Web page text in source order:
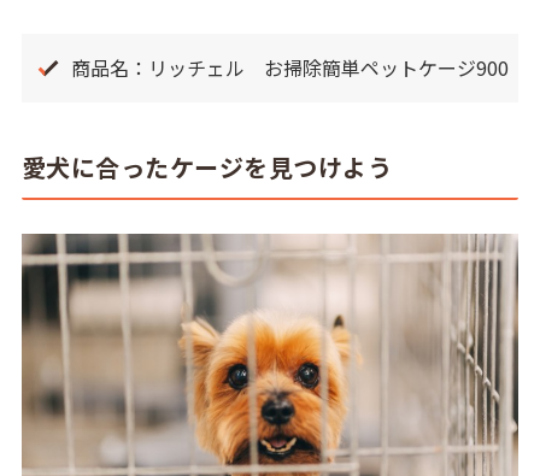
商品名：リッチェル お掃除簡単ペットケージ900
愛犬に合ったケージを見つけよう